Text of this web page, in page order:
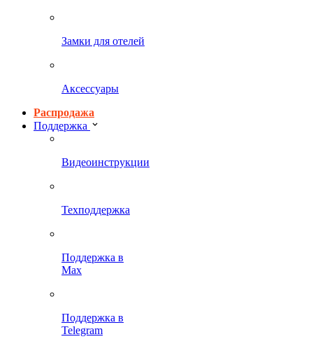
Замки для отелей
Аксессуары
Распродажа
Поддержка
Видеоинструкции
Техподдержка
Поддержка в
Max
Поддержка в
Telegram